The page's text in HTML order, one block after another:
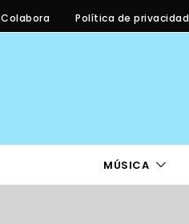
Colabora Política de privacidad
MÚSICA